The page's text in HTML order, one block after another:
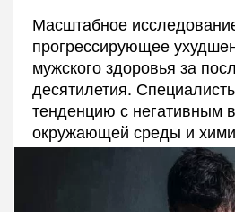
Масштабное
прогрессирующее
мужского здоровья за
десятилетия.
тенденцию с негативным
окружающей среды и